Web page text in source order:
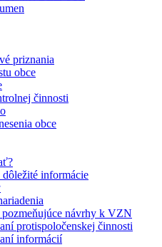
priznania
obce
činnosti
obce
informácie
návrhy k VZN
protispoločenskej činnosti
informácií